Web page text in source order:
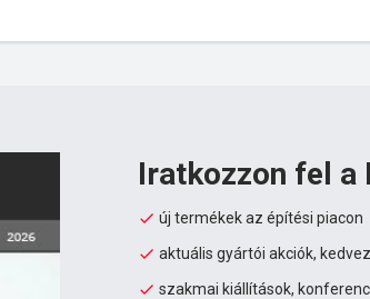
kenhető vízszigeteléseken is alkalmazható. Különösen
Iratkozzon fel a
új termékek az építési piacon
aktuális gyártói akciók,
szakmai kiállítások,